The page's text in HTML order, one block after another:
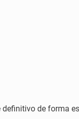
definitivo de forma